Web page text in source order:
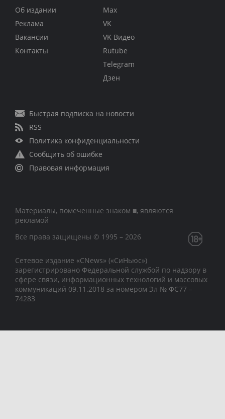
Об издании
Реклама
Вакансии
Контакты
Max
VK
VK Видео
Rutube
Telegram
Дзен
Быстрая подписка на новости
RSS
Политика конфиденциальности
Сообщить об ошибке
Правовая информация
Материалы, помеченные знаком ■, являются
рекламой
Все права защищены © 1995 – 2026
Сетевое издание «CNews» («СиНьюс»)
зарегистрировано Федеральной службой по надзору в
сфере связи, информационных технологий и массовых
коммуникаций 09.11.2018 за номером Эл № ФС77 –
74283